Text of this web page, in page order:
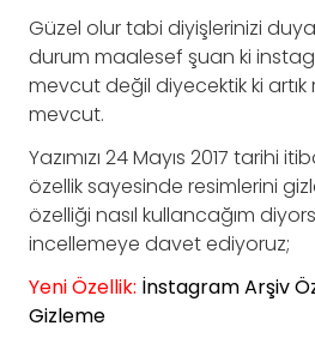
Güzel olur tabi diyişlerinizi
durum maalesef şuan ki
mevcut değil diyecektik ki
mevcut.
Yazımızı 24 Mayıs 2017 tarihi
özellik sayesinde resimlerini
özelliği nasıl kullancağım
incellemeye davet ediyoruz;
Yeni Özellik: İnstagram Arşiv
Gizleme